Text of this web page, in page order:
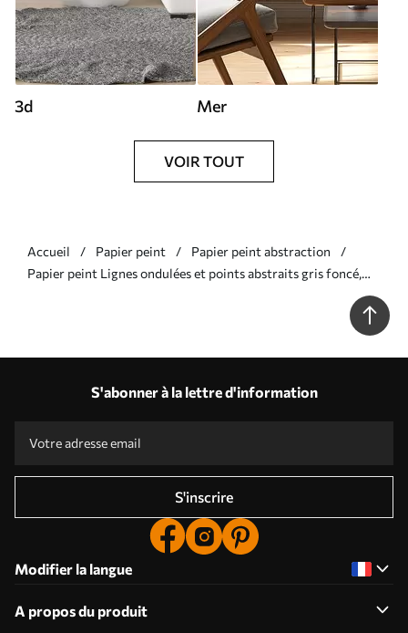
3d Mer
VOIR TOUT
Accueil Papier peint
Papier peint abstraction
Papier peint Lignes ondulées et points abstraits gris foncé,
S'abonner à la lettre d'information
S'inscrire
Modifier la langue
A propos du produit